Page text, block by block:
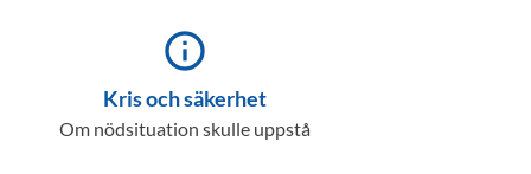
info_outline
Kris och säkerhet
Om nödsituation skulle uppstå